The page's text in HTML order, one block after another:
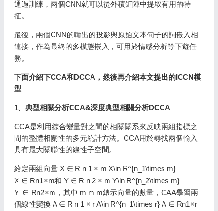
通過訓練，兩個CNN就可以從外積矩陣中提取有用的特
征。
最後，兩個CNN的輸出的投影與原始文本句子的詞嵌入相
連接，作為最終的多模態嵌入，可用於情感分析等下遊任
務。
下面介紹下CCA和DCCA，然後再介紹本文提出的ICCN模
型
1、 典型相關分析CCA&深度典型相關分析DCCA
CCA是利用綜合變量對之間的相關關系來反映兩組指標之
間的整體相關性的多元統計方法。CCA用於尋找兩個輸入
具有最大關聯性的線性子空間。
給定兩組向量X ∈ R n 1 × m X\in R^{n_1\times m}
X ∈ Rn1×m和 Y ∈ R n 2 × m Y\in R^{n_2\times m}
Y ∈ Rn2×m ，其中 m m m錶示向量的數量，CAA學習兩
個線性變換A ∈ R n 1 × r A\in R^{n_1\times r} A ∈ Rn1×r